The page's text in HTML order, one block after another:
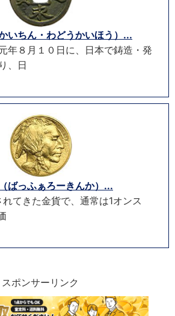
いちん・わどうかいほう）...
年８月１０日に、日本で鋳造・発
、日
ばっふぁろーきんか）...
てきた金貨で、通常は1オンス
スポンサーリンク